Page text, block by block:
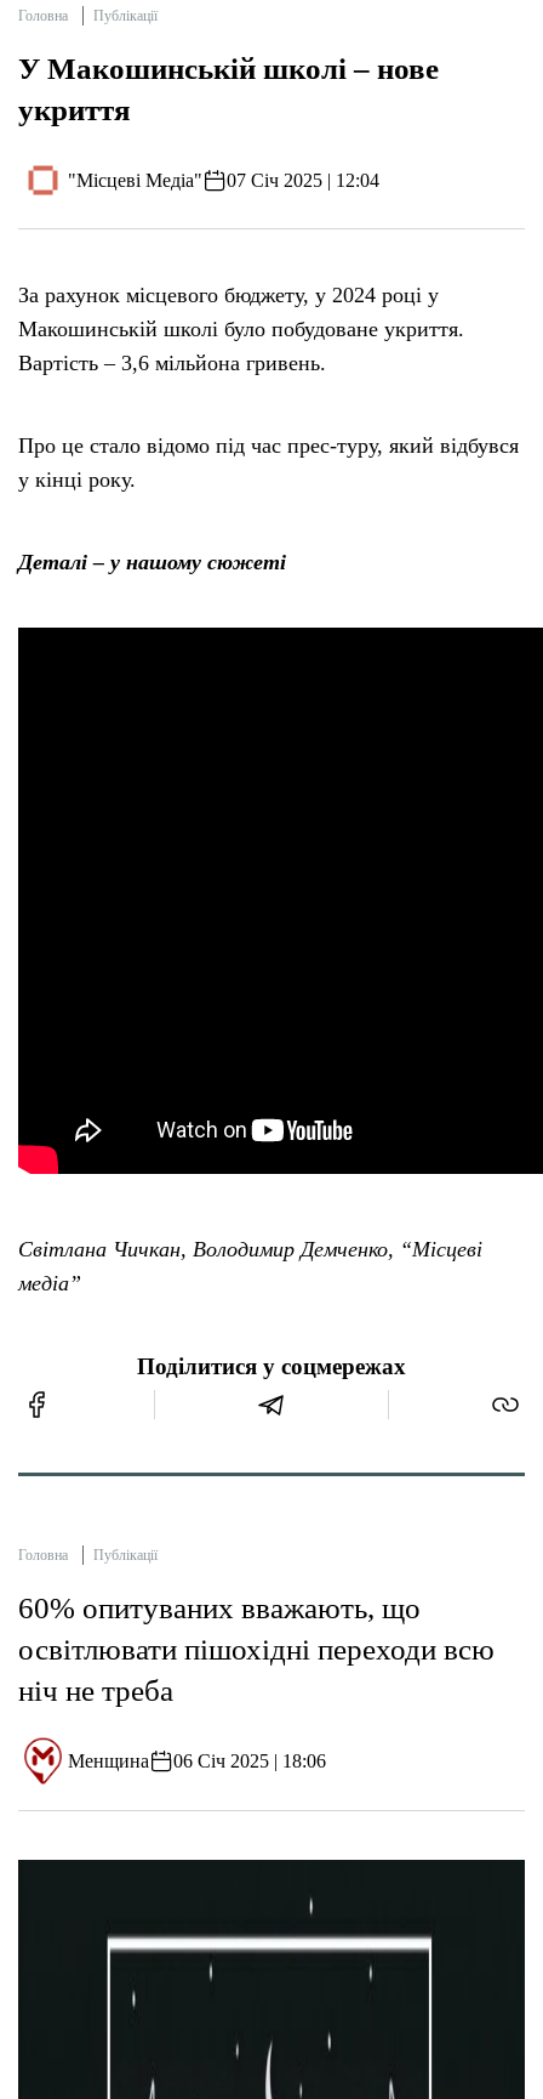
Головна Публікації
У Макошинській школі – нове
укриття
"Місцеві Медіа" 07 Січ 2025 | 12:04
За рахунок місцевого бюджету, у 2024 році у
Макошинській школі було побудоване укриття.
Вартість – 3,6 мільйона гривень.
Про це стало відомо під час прес-туру, який відбувся
у кінці року.
Деталі – у нашому сюжеті
Світлана Чичкан, Володимир Демченко, “Місцеві
медіа”
Поділитися у соцмережах
Головна Публікації
60% опитуваних вважають, що
освітлювати пішохідні переходи всю
ніч не треба
Менщина 06 Січ 2025 | 18:06